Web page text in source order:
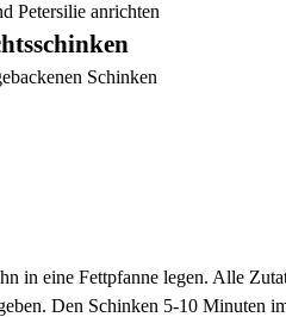
Petersilie anrichten
Schinken
in eine Fettpfanne legen. Alle
Den Schinken 5-10 Minuten